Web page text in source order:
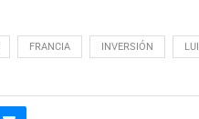
FRANCIA INVERSIÓN